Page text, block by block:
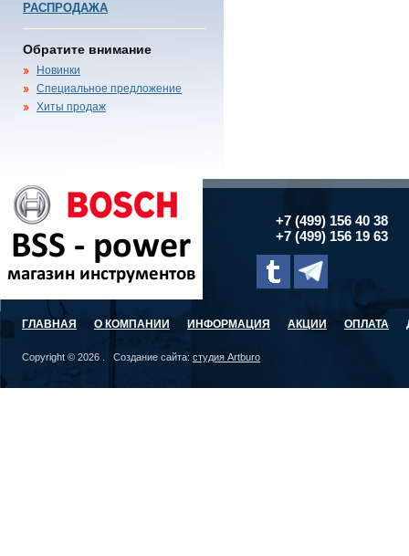
РАСПРОДАЖА
Обратите внимание
Новинки
Специальное предложение
Хиты продаж
+7 (499) 156 40 38
+7 (499) 156 19 63
ГЛАВНАЯ О КОМПАНИИ ИНФОРМАЦИЯ АКЦИИ ОПЛАТА
Copyright © 2026 . Создание сайта: студия Artburo